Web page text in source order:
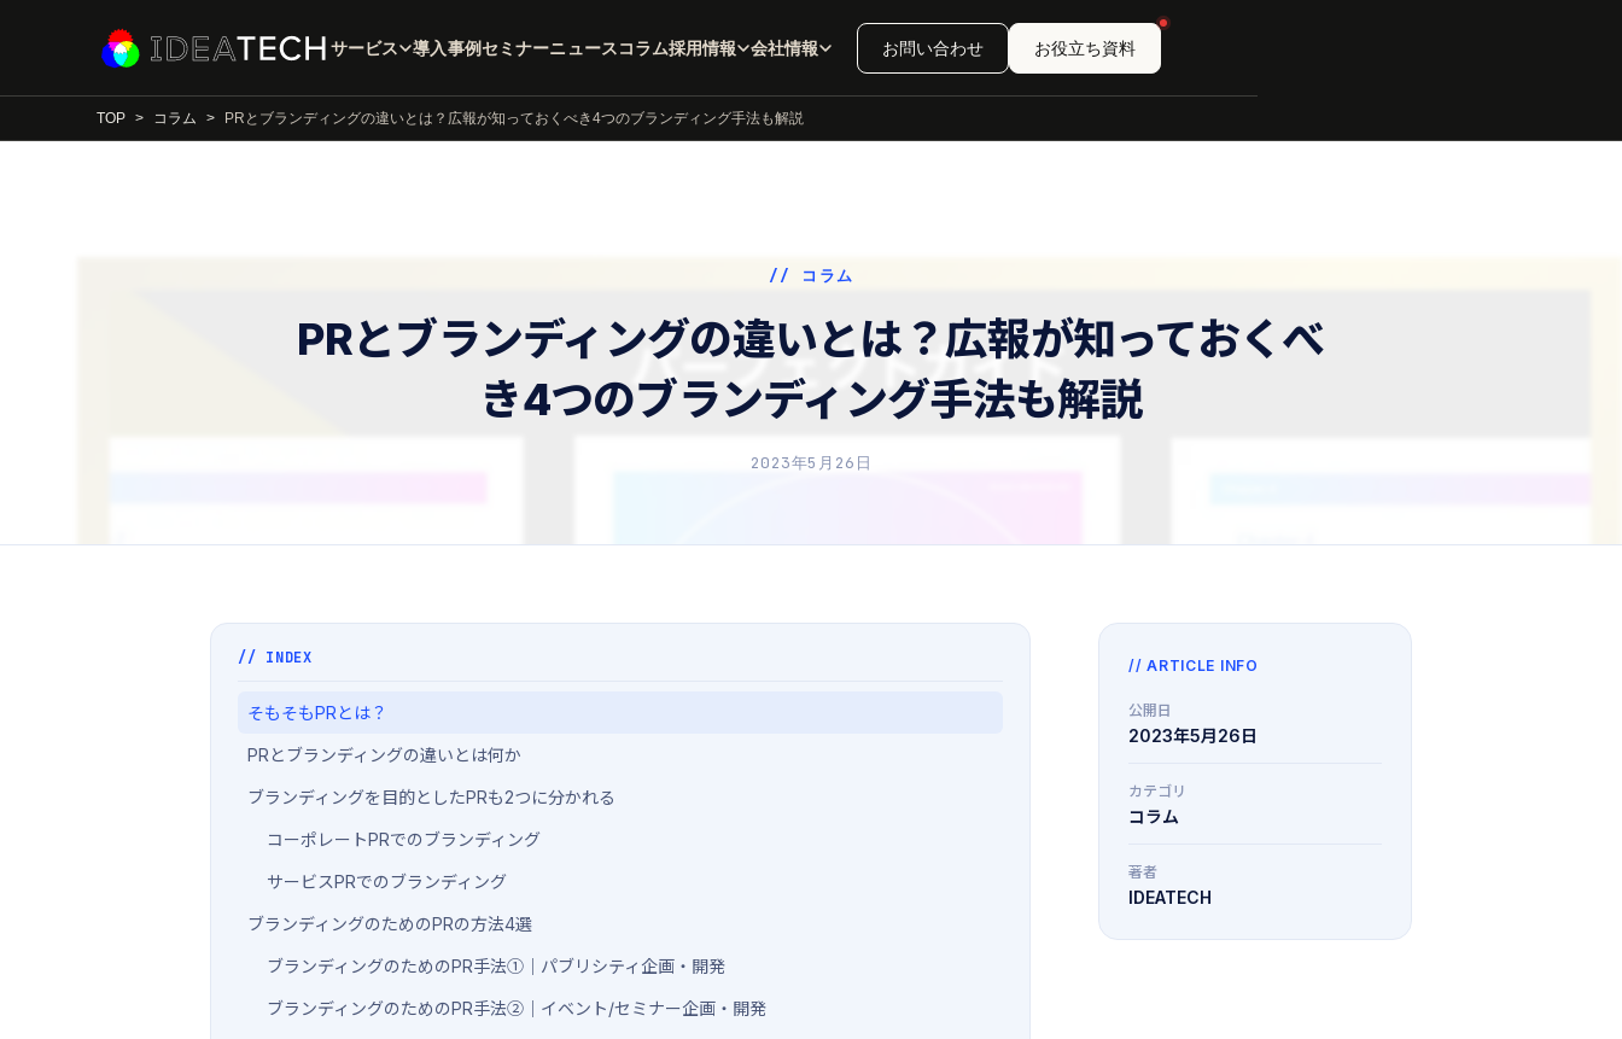
サービス 導入事例セミナーニュースコラム採用情報 会社情報 お問い合わせ お役立ち資料
TOP コラム PRとブランディングの違いとは？広報が知っておくべき4つのブランディング手法も解説
// コラム
PRとブランディングの違いとは？広報が知っておくべ
き4つのブランディング手法も解説
2023年5月26日
// INDEX
そもそもPRとは？
PRとブランディングの違いとは何か
ブランディングを目的としたPRも2つに分かれる
コーポレートPRでのブランディング
サービスPRでのブランディング
ブランディングのためのPRの方法4選
ブランディングのためのPR手法①｜パブリシティ企画・開発
ブランディングのためのPR手法②｜イベント/セミナー企画・開発
// ARTICLE INFO
公開日
2023年5月26日
カテゴリ
コラム
著者
IDEATECH